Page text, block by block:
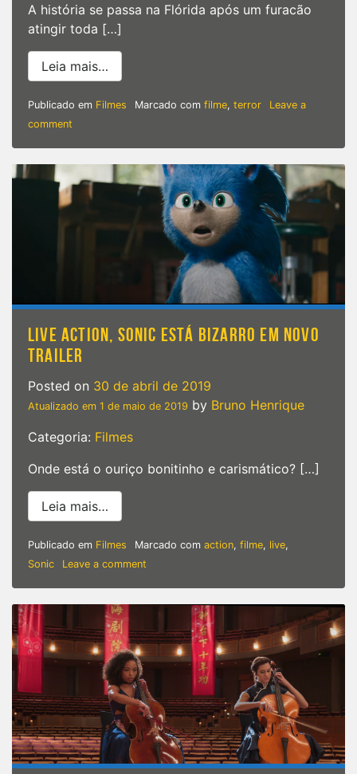
A história se passa na Flórida após um furacão
atingir toda […]
Leia mais…
Publicado em Filmes Marcado com filme, terror
Leave a
comment
|
Jacaré
aterroriza
família
LIVE ACTION, SONIC ESTÁ BIZARRO EM NOVO
TRAILER
Posted on 30 de abril de 2019
Atualizado em 1 de maio de 2019 by Bruno Henrique
Categoria: Filmes
Onde está o ouriço bonitinho e carismático? […]
Leia mais…
Publicado em Filmes Marcado com action, filme, live,
Sonic
Leave a comment
Action,
Sonic
BIZARRO
trailer